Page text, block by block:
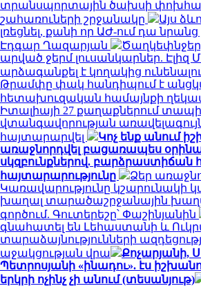
տրանսպորտային ծախսի
շահառուների շրջանակը
Այս
լռեցնել, քանի որ ԱԺ-ում դա նրանց
Էդգար Ղազարյան
արված ջերմ լուսանկարներ. Էլիզ
արձագանքել է կողակից
Թրամփը փակ հանդիպում է
հետախուզական համայնքի
Իտալիայի 27 քաղաքներում
վտանգավորության
հայտարարվել
Կոչ ենք անում
առաջնորդվել բացառապես
սկզբունքներով. բարձրաստիճան
հայտարարությունը
Ձեր
Կառավարությունը կշարունակի
խաղալ տարածաշրջանային
գործում. Գուտերեշը՝ Փաշինյանին
գնահատել են Լեհաստանի և
տարաձայնությունների
աջակցության վրա
Քոչարյանի,
Պետրոսյանի «ինադու». էս
երկրի ոչինչ չի անում (տեսանյութ)